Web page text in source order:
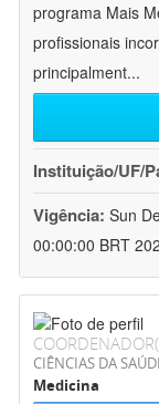
programa Mais
profissionais
principalment...
Instituição/UF/
Vigência: Sun
00:00:00 BRT
CIÊNCIAS DA
Medicina